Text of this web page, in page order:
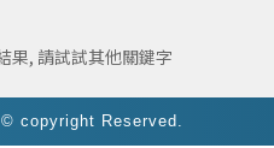
果, 請試試其他關鍵字
copyright Reserved.